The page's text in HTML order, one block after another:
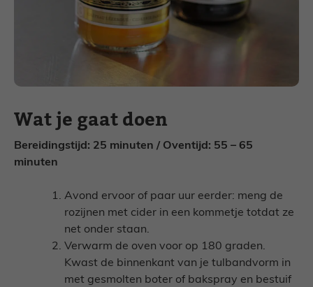
Wat je gaat doen
Bereidingstijd: 25 minuten / Oventijd: 55 – 65
minuten
Avond ervoor of paar uur eerder: meng de
rozijnen met cider in een kommetje totdat ze
net onder staan.
Verwarm de oven voor op 180 graden.
Kwast de binnenkant van je tulbandvorm in
met gesmolten boter of bakspray en bestuif